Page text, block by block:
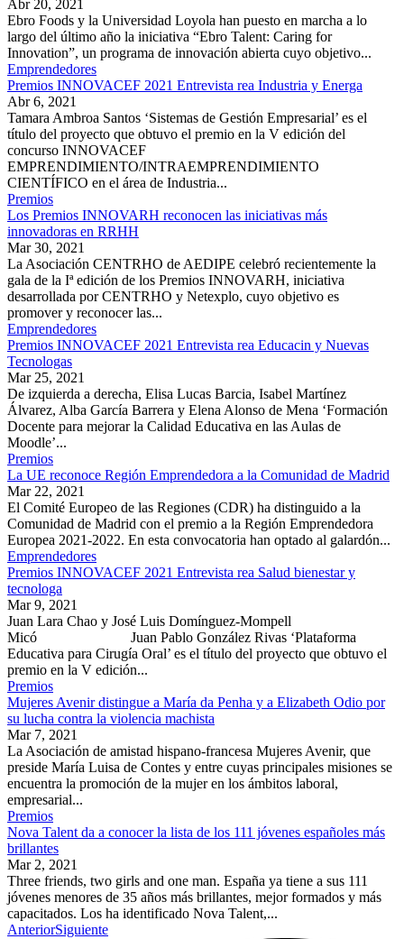
Abr 20, 2021
Ebro Foods y la Universidad Loyola han puesto en marcha a lo
largo del último año la iniciativa “Ebro Talent: Caring for
Innovation”, un programa de innovación abierta cuyo objetivo...
Emprendedores
Premios INNOVACEF 2021 Entrevista rea Industria y Energa
Abr 6, 2021
Tamara Ambroa Santos ‘Sistemas de Gestión Empresarial’ es el
título del proyecto que obtuvo el premio en la V edición del
concurso INNOVACEF
EMPRENDIMIENTO/INTRAEMPRENDIMIENTO
CIENTÍFICO en el área de Industria...
Premios
Los Premios INNOVARH reconocen las iniciativas más
innovadoras en RRHH
Mar 30, 2021
La Asociación CENTRHO de AEDIPE celebró recientemente la
gala de la Iª edición de los Premios INNOVARH, iniciativa
desarrollada por CENTRHO y Netexplo, cuyo objetivo es
promover y reconocer las...
Emprendedores
Premios INNOVACEF 2021 Entrevista rea Educacin y Nuevas
Tecnologas
Mar 25, 2021
De izquierda a derecha, Elisa Lucas Barcia, Isabel Martínez
Álvarez, Alba García Barrera y Elena Alonso de Mena ‘Formación
Docente para mejorar la Calidad Educativa en las Aulas de
Moodle’...
Premios
La UE reconoce Región Emprendedora a la Comunidad de Madrid
Mar 22, 2021
El Comité Europeo de las Regiones (CDR) ha distinguido a la
Comunidad de Madrid con el premio a la Región Emprendedora
Europea 2021-2022. En esta convocatoria han optado al galardón...
Emprendedores
Premios INNOVACEF 2021 Entrevista rea Salud bienestar y
tecnologa
Mar 9, 2021
Juan Lara Chao y José Luis Domínguez-Mompell
Micó Juan Pablo González Rivas ‘Plataforma
Educativa para Cirugía Oral’ es el título del proyecto que obtuvo el
premio en la V edición...
Premios
Mujeres Avenir distingue a María da Penha y a Elizabeth Odio por
su lucha contra la violencia machista
Mar 7, 2021
La Asociación de amistad hispano-francesa Mujeres Avenir, que
preside María Luisa de Contes y entre cuyas principales misiones se
encuentra la promoción de la mujer en los ámbitos laboral,
empresarial...
Premios
Nova Talent da a conocer la lista de los 111 jóvenes españoles más
brillantes
Mar 2, 2021
Three friends, two girls and one man. España ya tiene a sus 111
jóvenes menores de 35 años más brillantes, mejor formados y más
capacitados. Los ha identificado Nova Talent,...
AnteriorSiguiente